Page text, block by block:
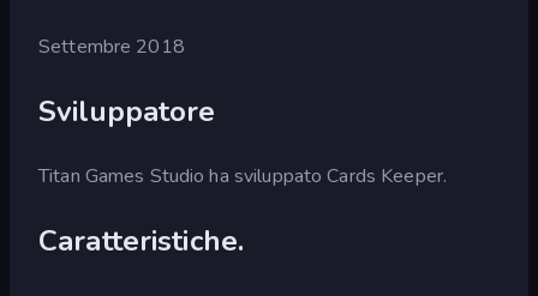
Settembre 2018
Sviluppatore
Titan Games Studio ha sviluppato Cards Keeper.
Caratteristiche.